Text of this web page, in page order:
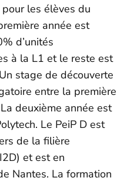
les élèves du
année est
d’unités
à la L1 et le reste est
stage de découverte
entre la première
deuxième année est
Le PeiP D est
de la filière
et est en
Nantes. La formation